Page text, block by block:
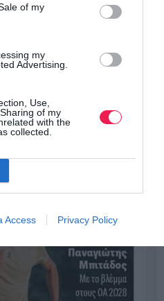
of my
my
Advertising.
Use,
of my
with the
collected.
Access Privacy Policy